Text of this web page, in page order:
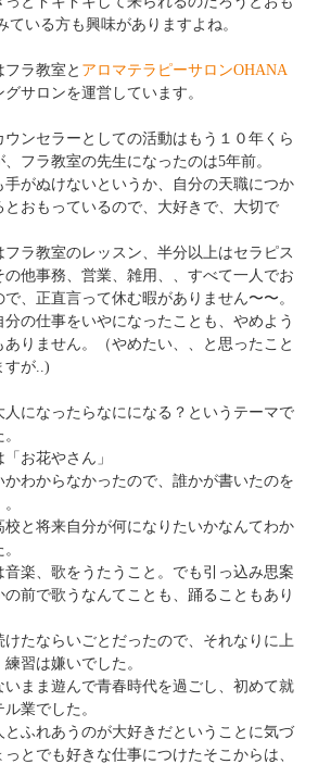
ている方も興味がありますよね。
ラ教室と アロマテラピーサロンOHANA
サロンを運営しています。
ウンセラーとしての活動はもう１０年くら
フラ教室の先生になったのは5年前。
手がぬけないというか、自分の天職につか
とおもっているので、大好きで、大切で
フラ教室のレッスン、半分以上はセラピス
の他事務、営業、雑用、、すべて一人でお
で、正直言って休む暇がありません〜〜。
分の仕事をいやになったことも、やめよう
ありません。（やめたい、、と思ったこと
すが..)
人になったらなにになる？というテーマで
お花やさん」
かわからなかったので、誰かが書いたのを
校と将来自分が何になりたいかなんてわか
音楽、歌をうたうこと。でも引っ込み思案
の前で歌うなんてことも、踊ることもあり
けたならいごとだったので、それなりに上
習は嫌いでした。
いまま遊んで青春時代を過ごし、初めて就
業でした。
とふれあうのが大好きだということに気づ
っとでも好きな仕事につけたそこからは、